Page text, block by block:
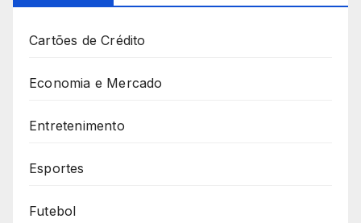
Cartões de Crédito
Economia e Mercado
Entretenimento
Esportes
Futebol